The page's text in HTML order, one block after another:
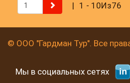
1 - 10Из76
© ООО "Гардман Тур". Все
Мы в социальных сетях